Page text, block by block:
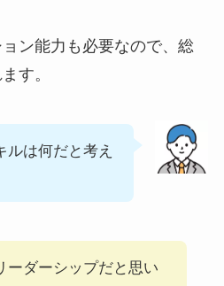
ン能力も必要なので、総
す。
ルは何だと考え
ーダーシップだと思い